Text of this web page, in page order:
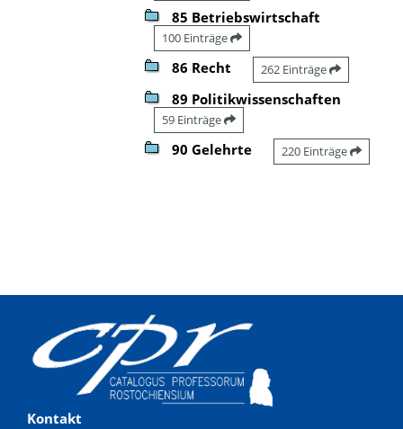
85 Betriebswirtschaft
100 Einträge
86 Recht 262 Einträge
89 Politikwissenschaften
59 Einträge
90 Gelehrte 220 Einträge
Kontakt